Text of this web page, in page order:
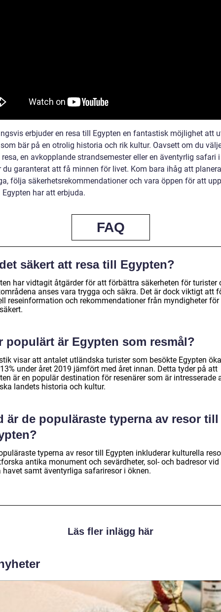
erbjuder en resa till Egypten en fantastisk möjlighet att
bär på en otrolig historia och rik kultur. Oavsett om du
en avkopplande strandsemester eller en äventyrlig safari
du garanterat att få minnen för livet. Kom bara ihåg att
följa säkerhetsrekommendationer och vara öppen för att
har att erbjuda.
FAQ
säkert att resa till Egypten?
har vidtagit åtgärder för att förbättra säkerheten för turister
anses vara trygga och säkra. Det är dock viktigt att
reseinformation och rekommendationer från myndigheter för
populärt är Egypten som resmål?
visar att antalet utländska turister som besökte Egypten
under året 2019 jämfört med året innan. Detta tyder på att
är en populär destination för resenärer som är intresserade
landets historia och kultur.
är de populäraste typerna av resor till
typerna av resor till Egypten inkluderar kulturella
antika monument och sevärdheter, sol- och badresor vid
havet samt äventyrliga safariresor i öknen.
Läs fler inlägg här